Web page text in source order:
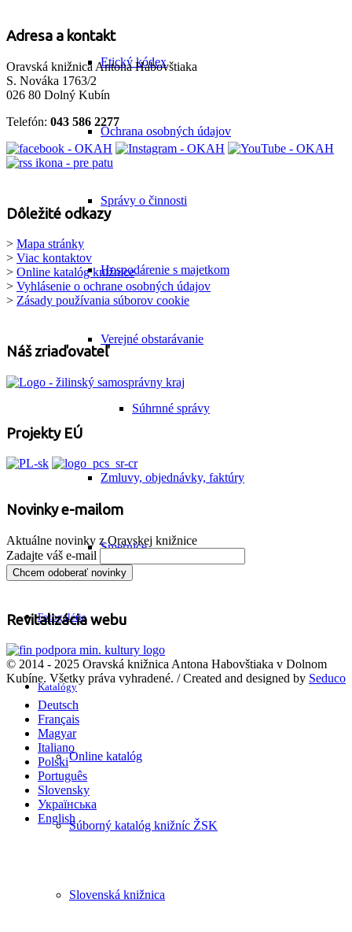
Etický kódex
Ochrana osobných údajov
Správy o činnosti
Hospodárenie s majetkom
Verejné obstarávanie
Súhrnné správy
Zmluvy, objednávky, faktúry
Smernice
Fotogaléria
Katalógy
Online katalóg
Súborný katalóg knižníc ŽSK
Slovenská knižnica
Adresa a kontakt
Oravská knižnica Antona Habovštiaka
S. Nováka 1763/2
026 80 Dolný Kubín
Telefón: 043 586 2277
Dôležité odkazy
> Mapa stránky
> Viac kontaktov
> Online katalóg knižnice
> Vyhlásenie o ochrane osobných údajov
> Zásady používania súborov cookie
Náš zriaďovateľ
Projekty EÚ
Novinky e-mailom
Aktuálne novinky z Oravskej knižnice
Zadajte váš e-mail
Revitalizácia webu
© 2014 - 2025 Oravská knižnica Antona Habovštiaka v Dolnom
Kubíne. Všetky práva vyhradené. / Created and designed by Seduco
Deutsch
Français
Magyar
Italiano
Polski
Português
Slovensky
Українська
English